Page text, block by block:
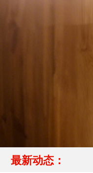
最新动态：